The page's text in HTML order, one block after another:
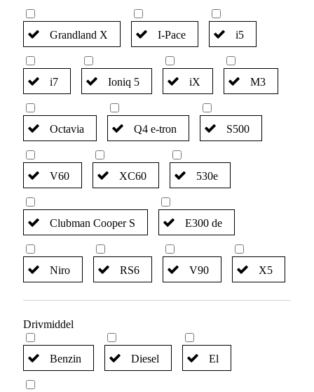
Grandland X I-Pace i5
i7 Ioniq 5 iX M3
Octavia Q4 e-tron S500
V60 XC60 530e
Clubman Cooper S E300 de
Niro RS6 V90 X5
Drivmiddel
Benzin Diesel El